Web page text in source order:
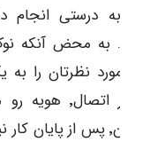
مورد نظرتان را
چند بار
همچنین٬ پس از پایان